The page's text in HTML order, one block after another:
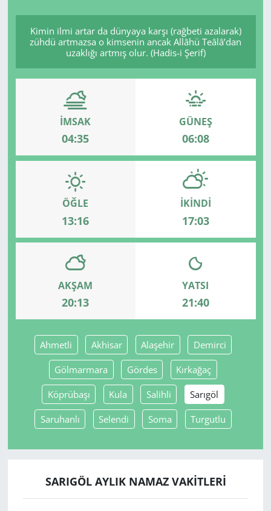
Kimin ilmi artar da dünyaya karşı (rağbeti azalarak)
zühdü artmazsa o kimsenin ancak Allâhü Teâlâ’dan
uzaklığı artmış olur. (Hadis-i Şerif)
İMSAK
04:35
GÜNEŞ
06:08
ÖĞLE
13:16
İKINDI
17:03
AKŞAM
20:13
YATSI
21:40
Ahmetli Akhisar Alaşehir Demirci
Gölmarmara Gördes Kırkağaç
Köprübaşı Kula Salihli Sarıgöl
Saruhanlı Selendi Soma Turgutlu
SARIGÖL AYLIK NAMAZ VAKITLERI